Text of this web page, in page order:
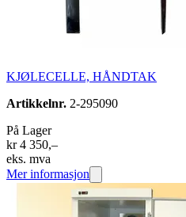
KJØLECELLE, HÅNDTAK
Artikkelnr. 2-295090
På Lager
kr 4 350,–
eks. mva
Mer informasjon